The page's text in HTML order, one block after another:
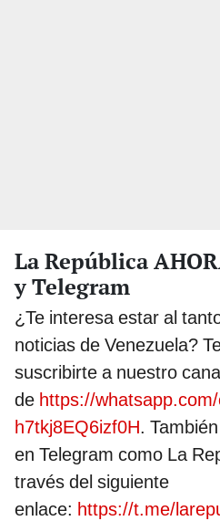
La República
y Telegram
¿Te interesa estar al
noticias de Venezuela?
suscribirte a nuestro
de https://
h7tkj8EQ6izf0H.
en Telegram como La
través del siguiente
enlace: https://t.me/